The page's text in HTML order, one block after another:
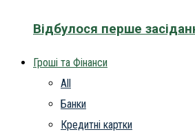
Відбулося перше
Гроші та Фінанси
All
Банки
Кредитні картки